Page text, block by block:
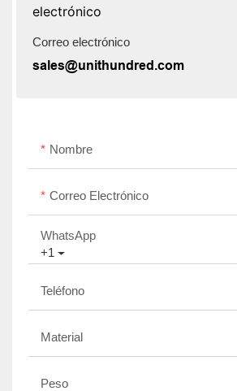
Correo electrónico
sales@unithundred.com
Nombre
Correo Electrónico
+1
WhatsApp
Teléfono
Material
Peso